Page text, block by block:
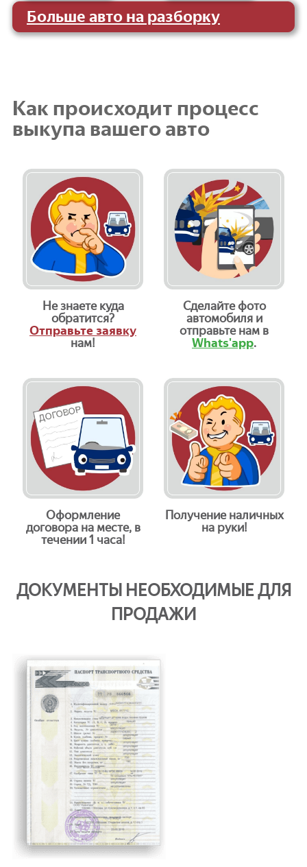
Больше авто на разборку
Как происходит процесс
выкупа вашего авто
Не знаете куда
обратится?
Отправьте заявку
нам!
Сделайте фото
автомобиля и
отправьте нам в
Whats'app.
Оформление
договора на месте, в
течении 1 часа!
Получение наличных
на руки!
ДОКУМЕНТЫ НЕОБХОДИМЫЕ ДЛЯ
ПРОДАЖИ